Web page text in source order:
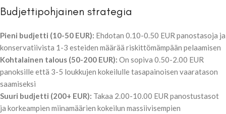
Budjettipohjainen strategia
Pieni budjetti (10-50 EUR): Ehdotan 0.10-0.50 EUR panostasoja ja
konservatiivista 1-3 esteiden määrää riskittömämpään pelaamisen
Kohtalainen talous (50-200 EUR): On sopiva 0.50-2.00 EUR
panoksille että 3-5 loukkujen kokeilulle tasapainoisen vaaratason
saamiseksi
Suuri budjetti (200+ EUR): Takaa 2.00-10.00 EUR panostustasot
ja korkeampien miinamäärien kokeilun massiivisempien